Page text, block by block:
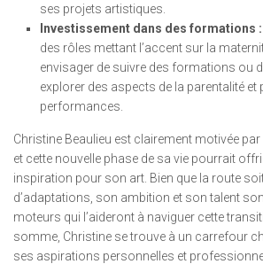
ses projets artistiques.
Investissement dans des formations :
des rôles mettant l’accent sur la
envisager de suivre des formations ou
explorer des aspects de la parentalité et
performances.
Christine Beaulieu est clairement motivée par
et cette nouvelle phase de sa vie pourrait
inspiration pour son art. Bien que la route
d’adaptations, son ambition et son talent
moteurs qui l’aideront à naviguer cette
somme, Christine se trouve à un carrefour
ses aspirations personnelles et